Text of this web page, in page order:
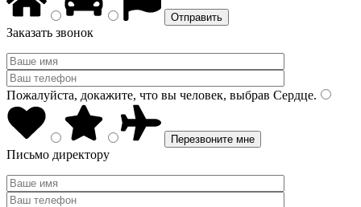
Заказать звонок
Пожалуйста, докажите, что вы человек, выбрав Сердце.
Письмо директору